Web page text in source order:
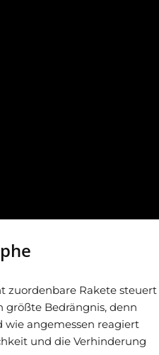
zuordenbare Rakete steuert
größte Bedrängnis, denn
angemessen reagiert
und die Verhinderung